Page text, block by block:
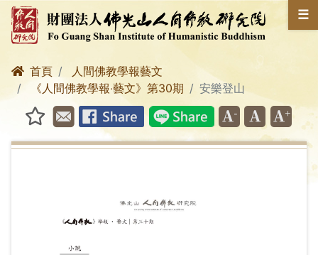
☰
首頁
人間佛教學報藝文
《人間佛教學報‧藝文》第30期
安樂登山